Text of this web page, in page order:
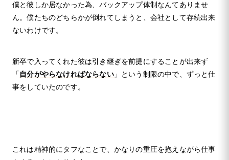
僕と彼しか居なかった為、バックアップ体制なんてありませ
ん。僕たちのどちらかが倒れてしまうと、会社として存続出来
ないわけです。
新卒で入ってくれた彼は引き継ぎを前提にすることが出来ず
「 自分がやらなければならない」という制限の中で、ずっと仕
事をしていたのです。
これは精神的にタフなことで、かなりの重圧を抱えながら仕事